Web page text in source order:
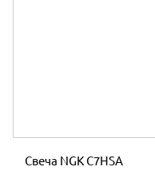
Свеча NGK C7HSA